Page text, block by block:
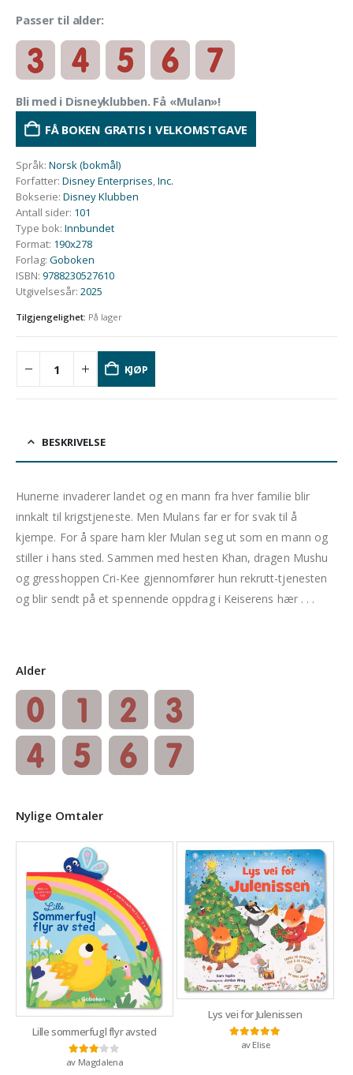
Passer til alder:
Bli med i Disneyklubben. Få «Mulan»!
FÅ BOKEN GRATIS I VELKOMSTGAVE
Språk: Norsk (bokmål)
Forfatter: Disney Enterprises,Inc.
Bokserie: Disney Klubben
Antall sider: 101
Type bok: Innbundet
Format: 190x278
Forlag: Goboken
ISBN: 9788230527610
Utgivelsesår: 2025
Tilgjengelighet: På lager
KJØP
BESKRIVELSE
Hunerne invaderer landet og en mann fra hver familie blir
innkalt til krigstjeneste. Men Mulans far er for svak til å
kjempe. For å spare ham kler Mulan seg ut som en mann og
stiller i hans sted. Sammen med hesten Khan, dragen Mushu
og gresshoppen Cri-Kee gjennomfører hun rekrutt-tjenesten
og blir sendt på et spennende oppdrag i Keiserens hær . . .
Alder
Nylige Omtaler
Lille sommerfugl flyr avsted
Vurdert3av 5
av Magdalena
Lys vei for Julenissen
Vurdert5
av Elise